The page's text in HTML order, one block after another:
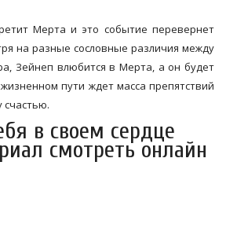
Мерта и это событие перевернет
на разные сословные различия между
Зейнеп влюбится в Мерта, а он будет
пути ждет масса препятствий
счастью.
в своем сердце
смотреть онлайн